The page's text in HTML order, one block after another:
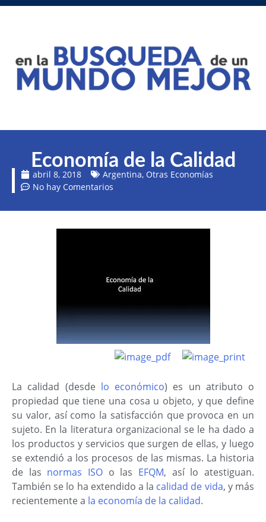
Economía de la Calidad
abril 8, 2018 Argentina, Otras Economías
No hay Comentarios
La calidad (desde lo económico) es un atributo o
propiedad que tiene una cosa u objeto, y que define
su valor, así como la satisfacción que provoca en un
sujeto. En la literatura organizacional se le ha dado a
los productos y servicios que surgen de ellas, y luego
se extendió a los procesos de las mismas. La historia
de las normas ISO o las EFQM, así lo atestiguan.
También se lo ha extendido a la calidad de vida, y más
recientemente a la economía de la calidad.